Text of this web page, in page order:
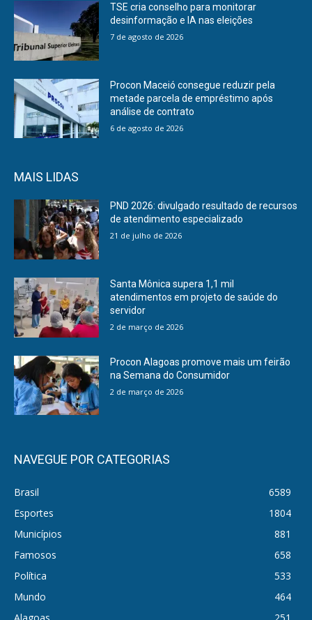
TSE cria conselho para monitorar
desinformação e IA nas eleições
7 de agosto de 2026
Procon Maceió consegue reduzir pela
metade parcela de empréstimo após
análise de contrato
6 de agosto de 2026
MAIS LIDAS
PND 2026: divulgado resultado de recursos
de atendimento especializado
21 de julho de 2026
Santa Mônica supera 1,1 mil
atendimentos em projeto de saúde do
servidor
2 de março de 2026
Procon Alagoas promove mais um feirão
na Semana do Consumidor
2 de março de 2026
NAVEGUE POR CATEGORIAS
Brasil
6589
Esportes
1804
Municípios
881
Famosos
658
Política
533
Mundo
464